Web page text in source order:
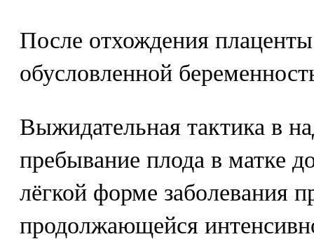
После отхождения
обусловленной
Выжидательная тактика в
пребывание плода в матке
лёгкой форме заболевания
продолжающейся